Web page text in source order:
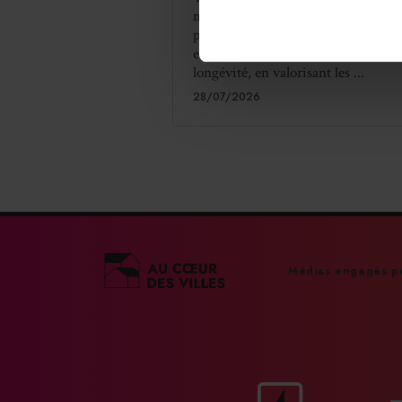
montagne placera cette année sa
programmation sous le thème des
entre alimentation, bien-être et
longévité, en valorisant les ...
28/07/2026
Médias engagés